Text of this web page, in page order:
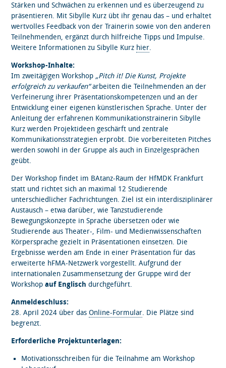
Stärken und Schwächen zu erkennen und es überzeugend zu
präsentieren. Mit Sibylle Kurz übt ihr genau das – und erhaltet
wertvolles Feedback von der Trainerin sowie von den anderen
Teilnehmenden, ergänzt durch hilfreiche Tipps und Impulse.
Weitere Informationen zu Sibylle Kurz hier.
Workshop-Inhalte:
Im zweitägigen Workshop „Pitch it! Die Kunst, Projekte
erfolgreich zu verkaufen“arbeiten die Teilnehmenden an der
Verfeinerung ihrer Präsentationskompetenzen und an der
Entwicklung einer eigenen künstlerischen Sprache. Unter der
Anleitung der erfahrenen Kommunikationstrainerin Sibylle
Kurz werden Projektideen geschärft und zentrale
Kommunikationsstrategien erprobt. Die vorbereiteten Pitches
werden sowohl in der Gruppe als auch in Einzelgesprächen
geübt.
Der Workshop findet im BAtanz-Raum der HfMDK Frankfurt
statt und richtet sich an maximal 12 Studierende
unterschiedlicher Fachrichtungen. Ziel ist ein interdisziplinärer
Austausch – etwa darüber, wie Tanzstudierende
Bewegungskonzepte in Sprache übersetzen oder wie
Studierende aus Theater-, Film- und Medienwissenschaften
Körpersprache gezielt in Präsentationen einsetzen. Die
Ergebnisse werden am Ende in einer Präsentation für das
erweiterte hFMA-Netzwerk vorgestellt. Aufgrund der
internationalen Zusammensetzung der Gruppe wird der
Workshopauf Englisch durchgeführt.
Anmeldeschluss:
28. April 2024 über das Online-Formular. Die Plätze sind
begrenzt.
Erforderliche Projektunterlagen:
Motivationsschreiben für die Teilnahme am Workshop